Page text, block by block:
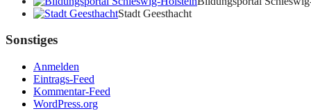
Stadt Geesthacht
Sonstiges
Anmelden
Eintrags-Feed
Kommentar-Feed
WordPress.org